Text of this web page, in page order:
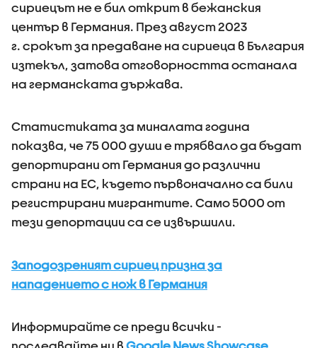
сириецът не е бил открит в бежанския
център в Германия. През август 2023
г. срокът за предаване на сириеца в България
изтекъл, затова отговорността останала
на германската държава.
Статистиката за миналата година
показва, че 75 000 души е трябвало да бъдат
депортирани от Германия до различни
страни на ЕС, където първоначално са били
регистрирани мигрантите. Само 5000 от
тези депортации са се извършили.
Заподозреният сириец призна за
нападението с нож в Германия
Информирайте се преди всички -